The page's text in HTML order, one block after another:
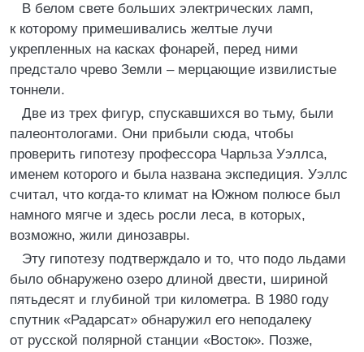
В белом свете больших электрических ламп,
к которому примешивались желтые лучи
укрепленных на касках фонарей, перед ними
предстало чрево Земли – мерцающие извилистые
тоннели.
Две из трех фигур, спускавшихся во тьму, были
палеонтологами. Они прибыли сюда, чтобы
проверить гипотезу профессора Чарльза Уэллса,
именем которого и была названа экспедиция. Уэллс
считал, что когда-то климат на Южном полюсе был
намного мягче и здесь росли леса, в которых,
возможно, жили динозавры.
Эту гипотезу подтверждало и то, что подо льдами
было обнаружено озеро длиной двести, шириной
пятьдесят и глубиной три километра. В 1980 году
спутник «Радарсат» обнаружил его неподалеку
от русской полярной станции «Восток». Позже,